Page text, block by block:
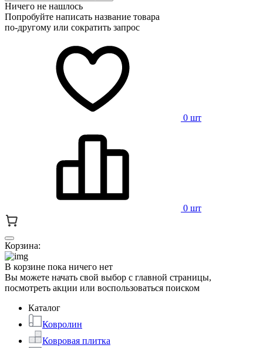
Ничего не нашлось
Попробуйте написать название товара
по-другому или сократить запрос
0 шт
0 шт
Корзина:
В корзине пока ничего нет
Вы можете начать свой выбор с главной страницы,
посмотреть акции или воспользоваться поиском
Каталог
Ковролин
Ковровая плитка